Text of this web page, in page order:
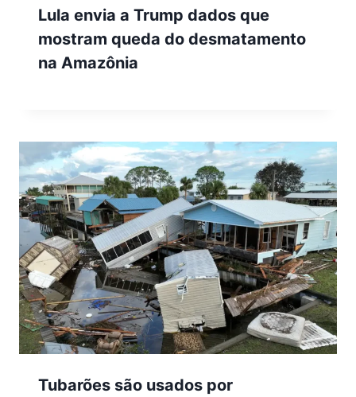
Lula envia a Trump dados que
mostram queda do desmatamento
na Amazônia
Tubarões são usados por